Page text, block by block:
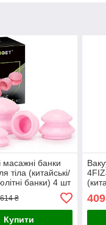
масажні банки
тіла (китайські/
банки) 4 шт
614 ₴
Купити
409